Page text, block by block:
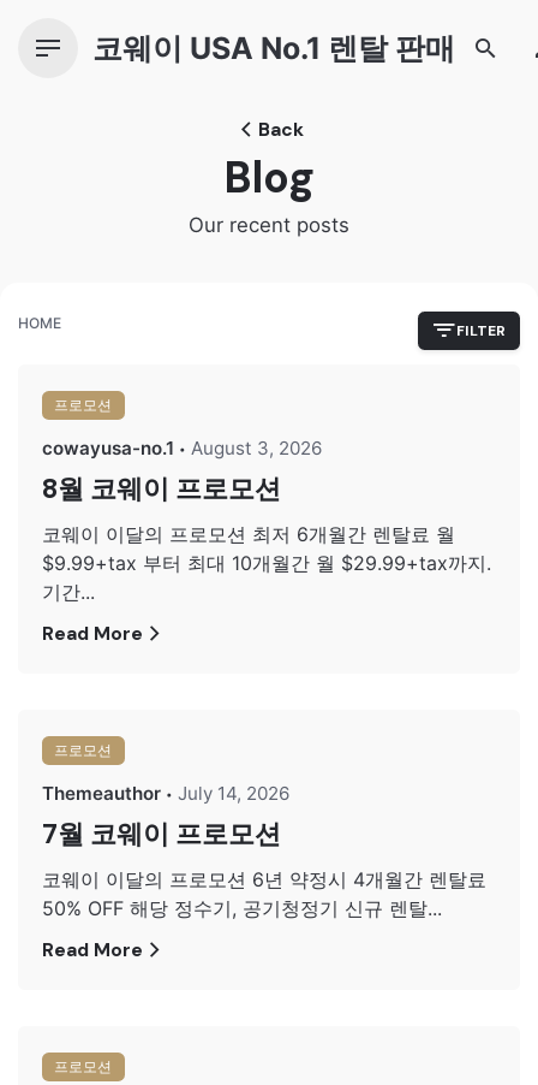
코웨이 USA No.1 렌탈 판매
Back
Blog
Our recent posts
HOME FILTER
프로모션
cowayusa-no.1 August 3, 2026
8월 코웨이 프로모션
코웨이 이달의 프로모션 최저 6개월간 렌탈료 월
$9.99+tax 부터 최대 10개월간 월 $29.99+tax까지.
기간...
Read More
프로모션
Themeauthor July 14, 2026
7월 코웨이 프로모션
코웨이 이달의 프로모션 6년 약정시 4개월간 렌탈료
50% OFF 해당 정수기, 공기청정기 신규 렌탈...
Read More
프로모션